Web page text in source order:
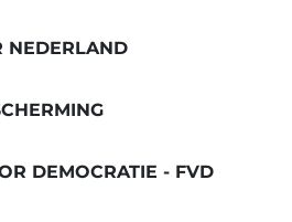
NEDERLAND
DEMOCRATIE - FVD